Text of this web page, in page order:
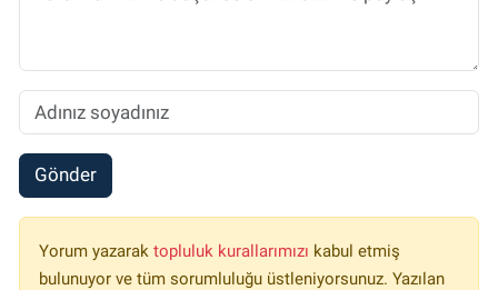
Gönder
Yorum yazarak topluluk kurallarımızı kabul etmiş
bulunuyor ve tüm sorumluluğu üstleniyorsunuz. Yazılan